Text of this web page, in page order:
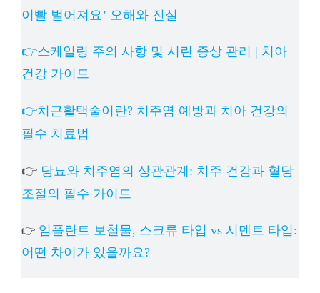
이빨 벌어져요’ 오해와 진실
👉스케일링 주의 사항 및 시린 증상 관리 | 치아
건강 가이드
👉치근활택술이란? 치주염 예방과 치아 건강의
필수 치료법
👉 당뇨와 치주염의 상관관계: 치주 건강과 혈당
조절의 필수 가이드
👉 임플란트 보철물, 스크류 타입 vs 시멘트 타입:
어떤 차이가 있을까요?